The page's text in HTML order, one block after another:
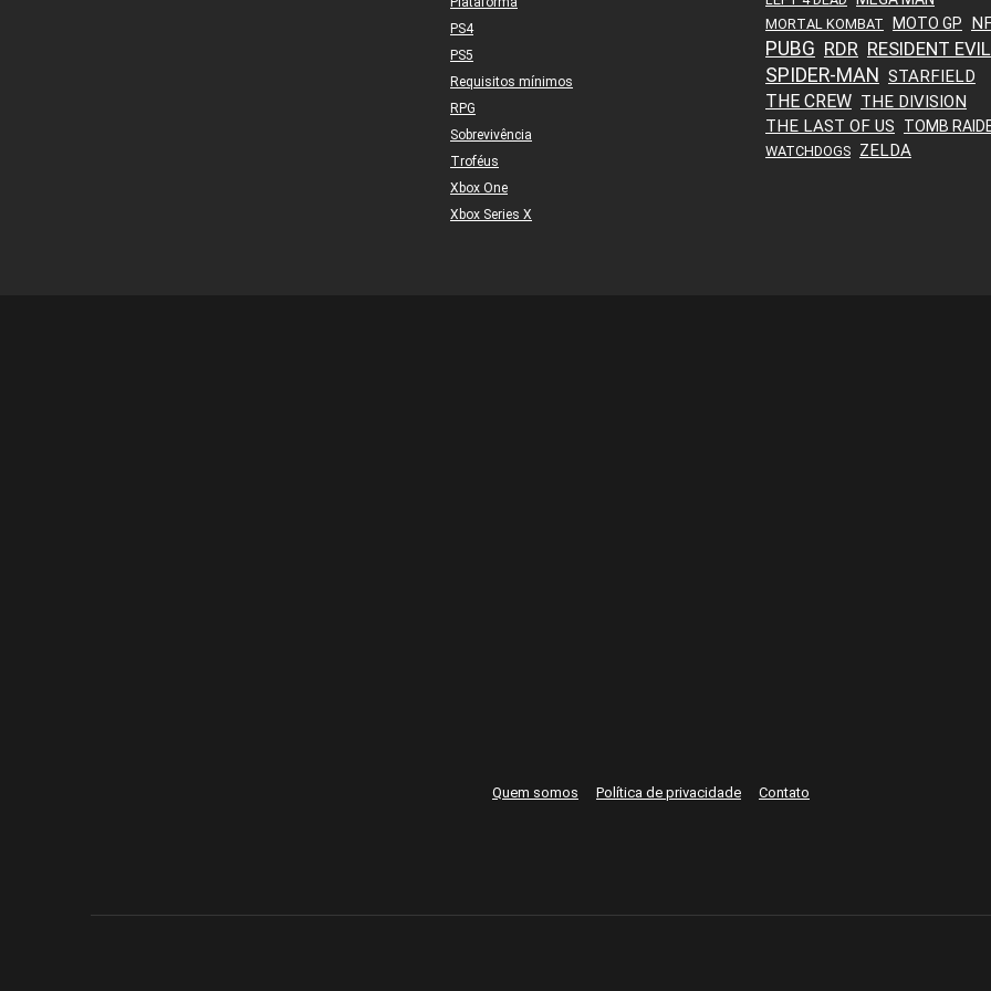
PS4
PS5
Requisitos mínimos
RPG
Sobrevivência
Troféus
Xbox One
Xbox Series X
MORTAL KOMBAT MOTO GP
PUBG RDR RESIDENT EVIL
SPIDER-MAN STARFIELD
THE CREW THE DIVISION
THE LAST OF US
TOMB
WATCHDOGS ZELDA
Quem somos Política de privacidade Contato